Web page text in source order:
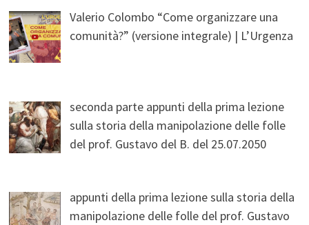
Valerio Colombo “Come organizzare una
comunità?” (versione integrale) | L’Urgenza
seconda parte appunti della prima lezione
sulla storia della manipolazione delle folle
del prof. Gustavo del B. del 25.07.2050
appunti della prima lezione sulla storia della
manipolazione delle folle del prof. Gustavo